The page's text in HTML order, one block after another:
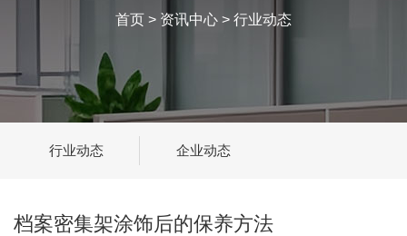
首页 > 资讯中心 > 行业动态
行业动态 企业动态
档案密集架涂饰后的保养方法